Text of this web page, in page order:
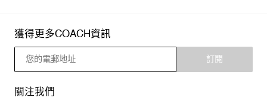
獲得更多COACH資訊
訂閱
關注我們